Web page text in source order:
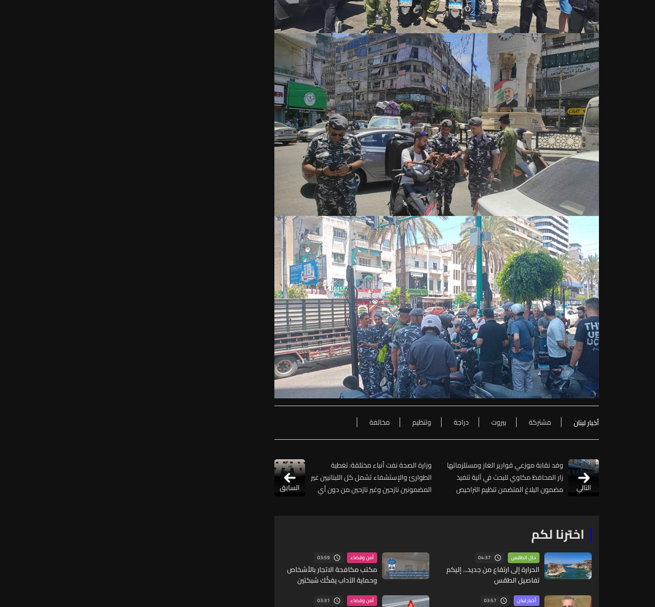
أخبار لبنان مشتركة بيروت دراجة وتنظيم مخالفة
التالي
وفد نقابة موزعي قوارير الغاز ومستلزماتها
زار المحافظ مكاوي للبحث في آلية تنفيذ
مضمون البلاغ المتضمن تنظيم التراخيص
وزارة الصحة نفت أنباء مختلقة: تغطية
الطوارئ والإستشفاء تشمل كل اللبنانيين غير
المضمونين نازحين وغير نازحين من دون أي
السابق
اخترنا لكم
حال الطقس 04:37
الحرارة إلى ارتفاع من جديد... إليكم
تفاصيل الطقس
أمن وقضاء 03:59
مكتب مكافحة الاتجار بالأشخاص
وحماية الآداب يفكّك شبكتين
ويوقف متورطين
أخبار لبنان 03:57 أمن وقضاء 03:31